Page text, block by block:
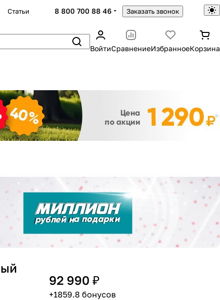
Статьи 8 800 700 88 46 Заказать звонок
ВойтиСравнениеИзбранноеКорзина
92 990 ₽
+1859.8 бонусов
Закрыть